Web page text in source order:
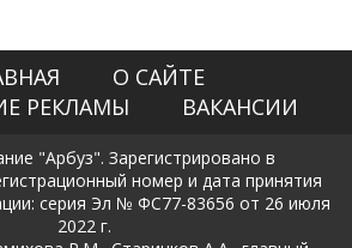
О САЙТЕ
РЕКЛАМЫ
ВАКАНСИИ
"Арбуз". Зарегистрировано в
номер и дата принятия
серия Эл № ФС77-83656 от 26 июля
2022 г.